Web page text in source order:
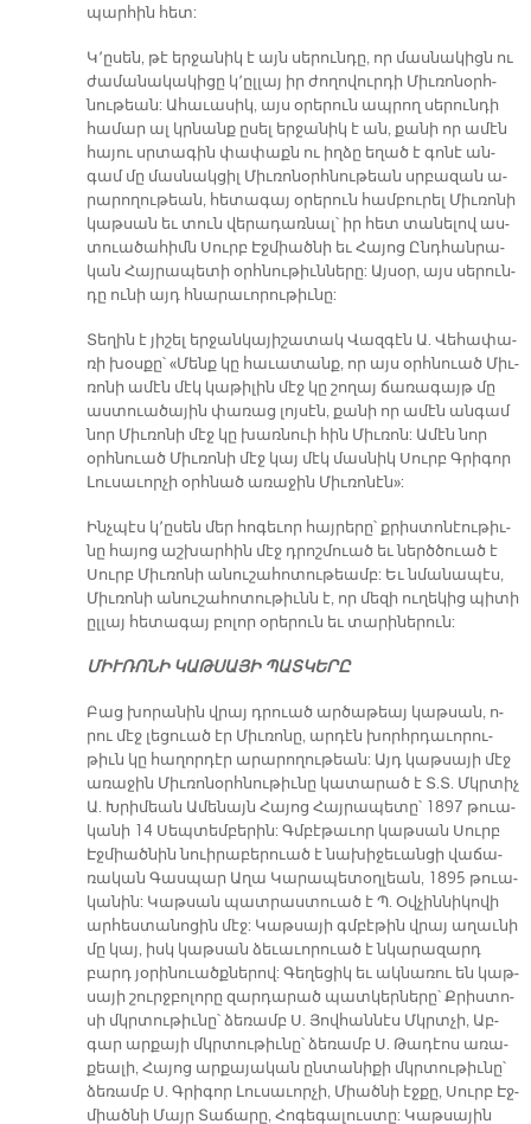
պար­հին հետ:
Կ՚ը­սեն, թէ եր­ջա­նիկ է այն սե­րուն­դը, ո­ր մաս­նա­կիցն ու
ժա­մա­նա­կա­կի­ցը կ՚ըլ­լայ իր ժո­ղո­վուր­դի Միւ­ռո­նօրհ­
նու­թեա­ն: Ա­հա­ւա­սիկ, այս օ­րե­րուն ապ­րող սե­րուն­դի
հա­մար ալ կրնանք ը­սել եր­ջա­նիկ է ան, քա­նի որ ա­մէն
հա­յու սրտա­գին փա­փաքն ու իղ­ձը ե­ղած է գո­նէ ան­
գամ մը մաս­նակ­ցիլ Միւ­ռո­նօրհ­նու­թեան սրբա­զան ա­
րա­րո­ղու­թեա­ն, հե­տա­գայ օ­րե­րուն համ­բու­րել Միւ­ռո­նի
կաթ­սան եւ տուն վե­րա­դառ­նալ՝ իր հետ տա­նե­լով աս­
տուա­ծա­հիմն Սուրբ Էջ­միած­նի եւ Հա­յոց Ընդ­հան­րա­
կան Հայ­րա­պե­տի օրհ­նու­թիւն­նե­րը: Այ­սօր, այս սե­րուն­
դը ու­նի այդ հնա­րա­ւո­րու­թիւ­նը:
Տե­ղին է յի­շել եր­ջան­կա­յի­շա­տակ Վազ­գէն Ա. Վե­հա­փա­
ռի խօս­քը՝ «Մենք կը հա­ւա­տանք, որ այս օրհ­նուած Միւ­
ռո­նի ա­մէն մէկ կա­թի­լին մէջ կը շո­ղայ ճա­ռա­գայթ մը
աս­տուա­ծա­յին փա­ռաց լոյ­սէն, քա­նի որ ա­մէն ան­գամ
նոր Մի­ւռո­նի մէջ կը խառ­նուի հին Միւ­ռոն: Ա­մէն նոր
օրհ­նուած Միւ­ռո­նի մէջ կայ մէկ մաս­նիկ Սուրբ Գրի­գոր
Լու­սա­ւոր­չի օրհ­նած ա­ռա­ջին Միւ­ռո­նէ­ն»:
Ինչ­պէս կ՚ը­սեն մեր հո­գե­ւոր հայ­րե­րը՝ քրիս­տո­նէու­թիւ­
նը հա­յոց աշ­խար­հին մէջ դրոշ­մուած եւ ներծ­ծուած է
Սուրբ Միւ­ռո­նի ա­նու­շա­հո­տու­թեամբ: Եւ նմա­նա­պէս,
Միւ­ռո­նի ա­նու­շա­հո­տու­թիւնն է, որ մե­զի ու­ղե­կից պի­տի
ըլ­լայ հե­տա­գայ բո­լոր օ­րե­րուն եւ տա­րի­նե­րուն:
ՄԻՒ­ՌՈ­ՆԻ ԿԱԹ­ՍԱ­ՅԻ ՊԱՏ­ԿԵ­ՐԸ
Բաց խո­րա­նին վրայ դրուած ար­ծա­թեայ կաթ­սան, ո­
րու մէջ լե­ցուած էր Միւ­ռո­նը, ար­դէն խորհր­դա­ւո­րու­
թիւն կը հա­ղոր­դէր ա­րա­րո­ղու­թեա­ն: Այդ կաթ­սա­յի մէջ
ա­ռա­ջին Միւ­ռո­նօրհ­նու­թիւ­նը կա­տա­րած է Տ.Տ. Մկրտիչ
Ա. Խրի­մեան Ա­մե­նայն Հա­յոց Հայ­րա­պե­տը՝ 1897 թուա­
կա­նի 14 Սեպ­տեմ­բե­րին: Գմբէ­թա­ւոր կաթ­սան Սուրբ
Էջ­միած­նին նուի­րա­բե­րուած է նա­խի­ջե­ւան­ցի վա­ճա­
ռա­կան Գաս­պար Ա­ղա Կա­րա­պե­տօղ­լեա­ն, 1895 թուա­
կա­նին: Կաթ­սան պատ­րաս­տուած է Պ. Օվ­չին­նի­կո­վի
ար­հես­տա­նո­ցին մէջ: Կաթ­սա­յի գմբէ­թին վրայ ա­ղաւ­նի
մը կայ, իսկ կաթ­սան ձե­ւա­ւո­րուած է նկա­րա­զարդ
բարդ յօ­րի­նուածք­նե­րով: Գե­ղե­ցիկ եւ ակ­նա­ռու են կաթ­
սա­յի շուրջ­բո­լո­րը զար­դա­րած պատ­կեր­նե­րը՝ Քրիս­տո­
սի մկրտու­թիւ­նը՝ ձե­ռամբ Ս. Յով­հան­նէս Մկրտչի, Աբ­
գար ար­քա­յի մկրտու­թիւ­նը՝ ձե­ռամբ Ս. Թա­դէոս ա­ռա­
քեա­լի, Հա­յոց ար­քա­յա­կան ըն­տա­նի­քի մկրտու­թիւ­նը՝
ձե­ռամբ Ս. Գրի­գոր Լու­սա­ւոր­չի, Միած­նի էջ­քը, Սուրբ Էջ­
միա­ծնի Մայր Տա­ճա­րը, Հո­գե­գա­լուս­տը: Կաթ­սա­յին